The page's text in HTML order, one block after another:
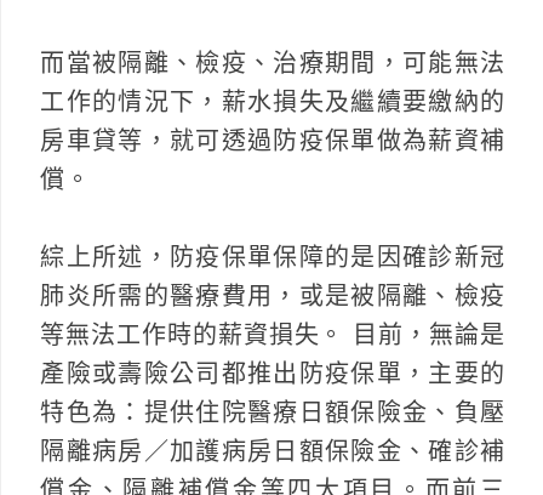
而當被隔離、檢疫、治療期間，可能無法
工作的情況下，薪水損失及繼續要繳納的
房車貸等，就可透過防疫保單做為薪資補
償。
綜上所述，防疫保單保障的是因確診新冠
肺炎所需的醫療費用，或是被隔離、檢疫
等無法工作時的薪資損失。 目前，無論是
產險或壽險公司都推出防疫保單，主要的
特色為：提供住院醫療日額保險金、負壓
隔離病房／加護病房日額保險金、確診補